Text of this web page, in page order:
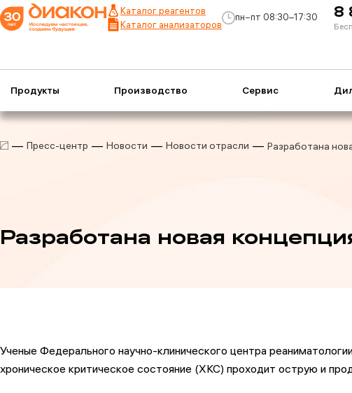
Каталог реагентов
Каталог анализаторов
пн−пт 08:30–17:30 8
Продукты Производство Сервис
Пресс-центр Новости Новости отрасли Разработана
Разработана новая
Ученые Федерального научно-клинического центра
хроническое критическое состояние (ХКС) проходит острую и